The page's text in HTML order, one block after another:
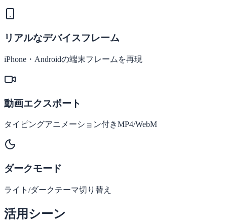
リアルなデバイスフレーム
iPhone・Androidの端末フレームを再現
動画エクスポート
タイピングアニメーション付きMP4/WebM
ダークモード
ライト/ダークテーマ切り替え
活用シーン